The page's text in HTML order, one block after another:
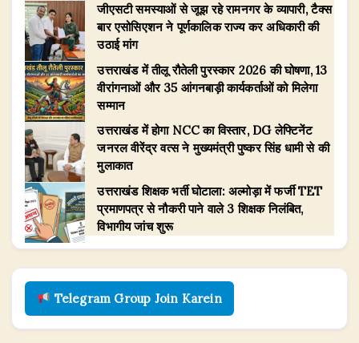
जीएसटी समस्याओं से जूझ रहे रामनगर के व्यापारी, टैक्स
बार एसोसिएशन ने पूर्णकालिक राज्य कर अधिकारी की
उठाई मांग
उत्तराखंड में तीलू रौतेली पुरस्कार 2026 की घोषणा, 13
वीरांगनाओं और 35 आंगनबाड़ी कार्यकर्ताओं को मिलेगा
सम्मान
उत्तराखंड में होगा NCC का विस्तार, DG लेफ्टिनेंट
जनरल वीरेंद्र वत्स ने मुख्यमंत्री पुष्कर सिंह धामी से की
मुलाकात
उत्तराखंड शिक्षक भर्ती घोटाला: अल्मोड़ा में फर्जी TET
प्रमाणपत्र से नौकरी पाने वाले 3 शिक्षक निलंबित,
विभागीय जांच शुरू
Telegram Group Join Karein